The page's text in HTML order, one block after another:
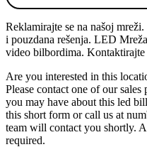
Reklamirajte se na našoj
i pouzdana rešenja. LED
video bilbordima. Kontaktirajte
Are you interested in this
Please contact one of our
you may have about this led
this short form or call us at
team will contact you shortly.
required.